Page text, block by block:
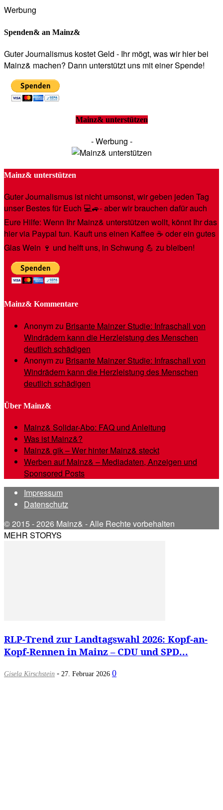
Werbung
Spenden& an Mainz&
Guter Journalismus kostet Geld - Ihr mögt, was wir hier bei
Mainz& machen? Dann unterstützt uns mit einer Spende!
Mainz& unterstützen
- Werbung -
Mainz& unterstützen
Guter Journalismus ist nicht umsonst, wir geben jeden Tag
unser Bestes für Euch 💻🚙- aber wir brauchen dafür auch
Eure Hilfe: Wenn Ihr Mainz& unterstützen wollt, könnt Ihr das
hier via Paypal tun. Kauft uns einen Kaffee ☕️ oder ein gutes
Glas Wein 🍷 und helft uns, in Schwung 💪 zu bleiben!
Mainz& Kommentare
Anonymzu Brisante Mainzer Studie: Infraschall von
Windrädern kann die Herzleistung des Menschen
deutlich schädigen
Anonymzu Brisante Mainzer Studie: Infraschall von
Windrädern kann die Herzleistung des Menschen
deutlich schädigen
Über Mainz&
Mainz& Solidar-Abo: FAQ und Anleitung
Was ist Mainz&?
Mainz& gik – Wer hinter Mainz& steckt
Werben auf Mainz& – Mediadaten, Anzeigen und
Sponsored Posts
Impressum
Datenschutz
© 2015 - 2026 Mainz& - Alle Rechte vorbehalten
MEHR STORYS
RLP-Trend zur Landtagswahl 2026: Kopf-an-
Kopf-Rennen in Mainz – CDU und SPD...
Gisela Kirschstein - 27. Februar 2026 0